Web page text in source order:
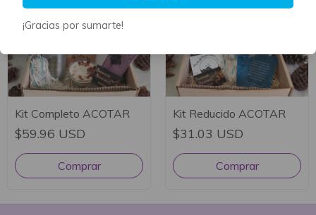
Kit Completo ACOTAR
$59.96 USD
Kit Reducido ACOTAR
$31.03 USD
¡Gracias por sumarte!